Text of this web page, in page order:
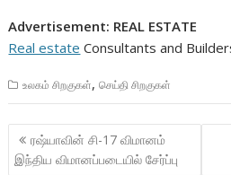
Advertisement: REAL ESTATE
Real estate Consultants and
உலகம் சிறகுகள்,செய்தி சிறகுகள்
Post
navigation
ரஷ்யாவின் சி-17 விமானம்
இந்திய விமானப்படையில் சேர்ப்பு